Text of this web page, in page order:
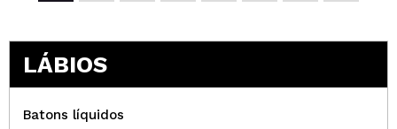
LÁBIOS
Batons líquidos